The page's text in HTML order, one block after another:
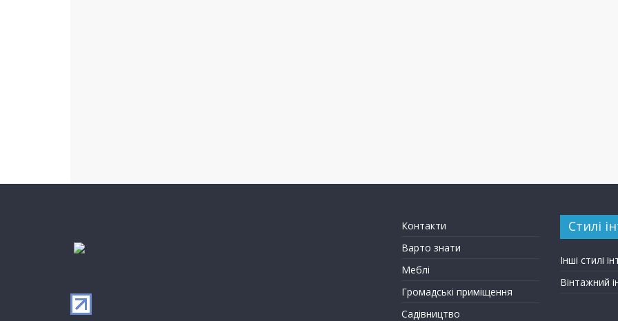
Контакти
Варто знати
Меблі
Громадські приміщення
Садівництво
Стилі
Інші стилі
Вінтажний